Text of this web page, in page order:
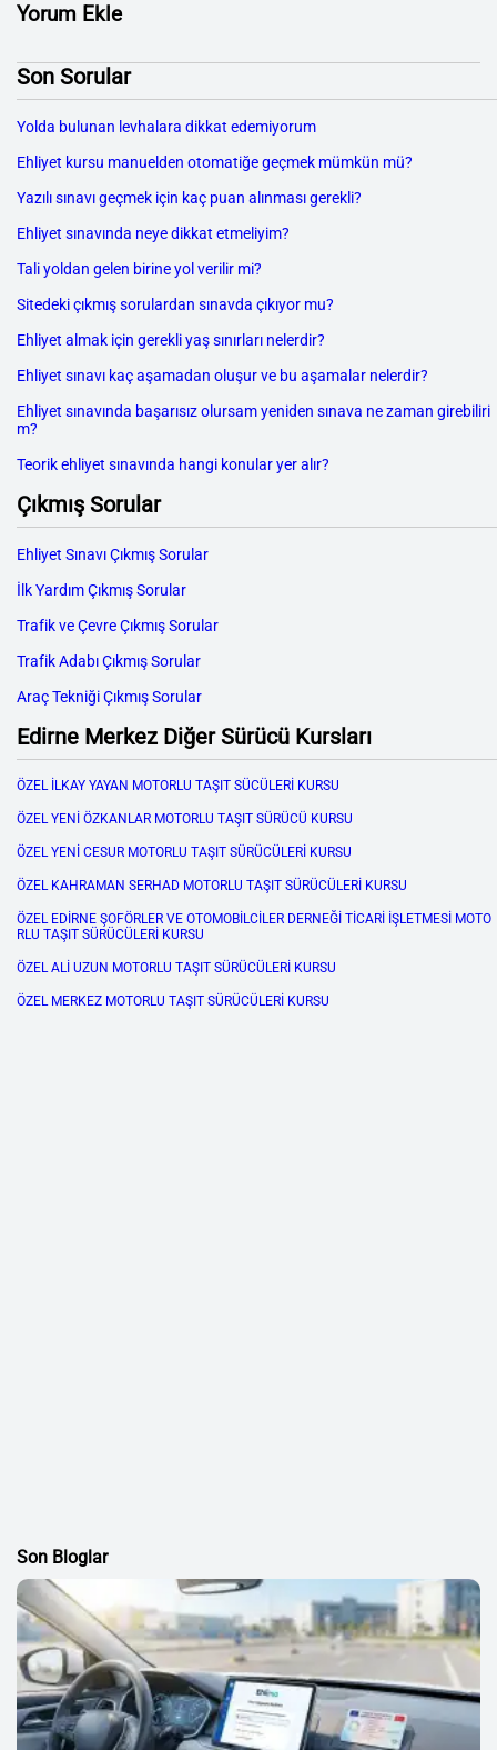
Yorum Ekle
Son Sorular
Yolda bulunan levhalara dikkat edemiyorum
Ehliyet kursu manuelden otomatiğe geçmek mümkün mü?
Yazılı sınavı geçmek için kaç puan alınması gerekli?
Ehliyet sınavında neye dikkat etmeliyim?
Tali yoldan gelen birine yol verilir mi?
Sitedeki çıkmış sorulardan sınavda çıkıyor mu?
Ehliyet almak için gerekli yaş sınırları nelerdir?
Ehliyet sınavı kaç aşamadan oluşur ve bu aşamalar nelerdir?
Ehliyet sınavında başarısız olursam yeniden sınava ne zaman girebiliri
m?
Teorik ehliyet sınavında hangi konular yer alır?
Çıkmış Sorular
Ehliyet Sınavı Çıkmış Sorular
İlk Yardım Çıkmış Sorular
Trafik ve Çevre Çıkmış Sorular
Trafik Adabı Çıkmış Sorular
Araç Tekniği Çıkmış Sorular
Edirne Merkez Diğer Sürücü Kursları
ÖZEL İLKAY YAYAN MOTORLU TAŞIT SÜCÜLERİ KURSU
ÖZEL YENİ ÖZKANLAR MOTORLU TAŞIT SÜRÜCÜ KURSU
ÖZEL YENİ CESUR MOTORLU TAŞIT SÜRÜCÜLERİ KURSU
ÖZEL KAHRAMAN SERHAD MOTORLU TAŞIT SÜRÜCÜLERİ KURSU
ÖZEL EDİRNE ŞOFÖRLER VE OTOMOBİLCİLER DERNEĞİ TİCARİ İŞLETMESİ MOTO
RLU TAŞIT SÜRÜCÜLERİ KURSU
ÖZEL ALİ UZUN MOTORLU TAŞIT SÜRÜCÜLERİ KURSU
ÖZEL MERKEZ MOTORLU TAŞIT SÜRÜCÜLERİ KURSU
Son Bloglar